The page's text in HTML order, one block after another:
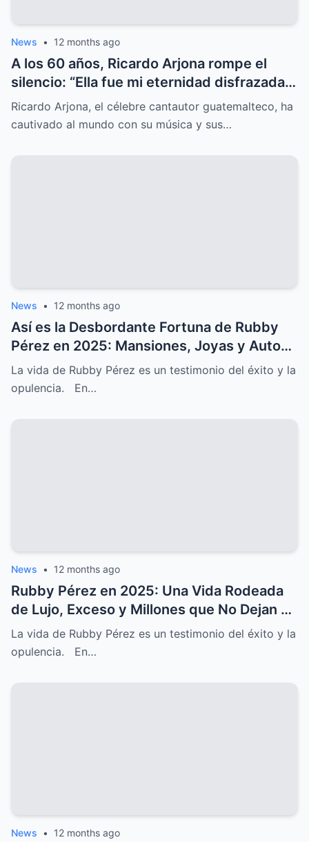
News • 12 months ago
A los 60 años, Ricardo Arjona rompe el
silencio: “Ella fue mi eternidad disfrazada
de un adiós”, una revelación que nadie
esperaba.
Ricardo Arjona, el célebre cantautor guatemalteco, ha
cautivado al mundo con su música y sus…
News • 12 months ago
Así es la Desbordante Fortuna de Rubby
Pérez en 2025: Mansiones, Joyas y Autos
que Parecen de Fantasía
La vida de Rubby Pérez es un testimonio del éxito y la
opulencia. En…
News • 12 months ago
Rubby Pérez en 2025: Una Vida Rodeada
de Lujo, Exceso y Millones que No Dejan de
Crecer
La vida de Rubby Pérez es un testimonio del éxito y la
opulencia. En…
News • 12 months ago